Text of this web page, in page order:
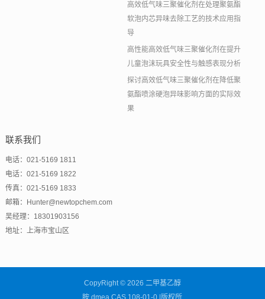
高效低气味三聚催化剂在处理聚氨酯
软泡内芯异味去除工艺的技术应用指
导
高性能高效低气味三聚催化剂在提升
儿童泡沫玩具安全性与触感表现分析
探讨高效低气味三聚催化剂在降低聚
氨酯喷涂硬泡异味影响方面的实际效
果
联系我们
电话：021-5169 1811
电话：021-5169 1822
传真：021-5169 1833
邮箱：Hunter@newtopchem.com
吴经理：18301903156
地址：上海市宝山区
CopyRight © 2026 二甲基乙醇
胺,dmea,CAS 108-01-0 |版权所